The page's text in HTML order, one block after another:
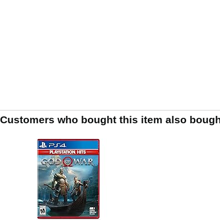
Customers who bought this item also